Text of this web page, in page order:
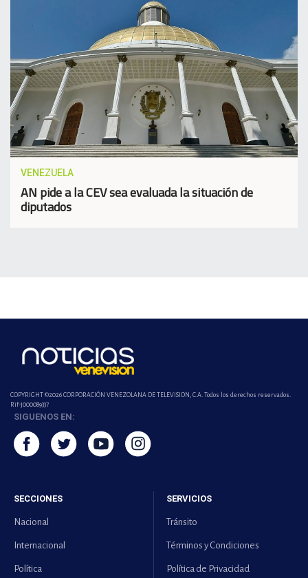
VENEZUELA
AN pide a la CEV sea evaluada la situación de
diputados
COPYRIGHT ©2026 CORPORACIÓN VENEZOLANA DE TELEVISION, C.A. Todos los derechos reservados.
Rif-j000089337
SIGUENOS EN:
SECCIONES
Nacional
Internacional
Política
SERVICIOS
Tránsito
Términos y Condiciones
Política de Privacidad